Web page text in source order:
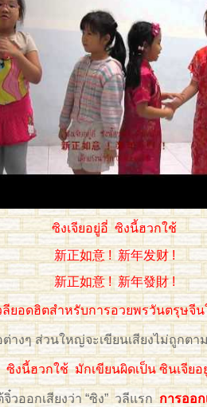
ซิงเจียอยู่อี่ ซิงนี้ฮวกใช้
新正如意 ! 新年发财 !
新正如意 ! 新年發財 !
ลียอดฮิตสำหรับการอวยพรวันตรุษจีน
างๆ ส่วนใหญ่จะเขียนเสียงไม่ถูกตา
ซิงนี้ฮวกใช้ มักเขียนผิดเป็น ซินเจีย
วออกเสียงว่า “ซิง” วลีแรก การออ